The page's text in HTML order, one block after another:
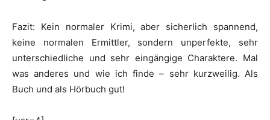
Fazit: Kein normaler Krimi, aber sicherlich spannend,
keine normalen Ermittler, sondern unperfekte, sehr
unterschiedliche und sehr eingängige Charaktere. Mal
was anderes und wie ich finde – sehr kurzweilig. Als
Buch und als Hörbuch gut!